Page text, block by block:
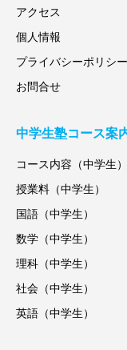
アクセス
個人情報
プライバシーポリシー
お問合せ
中学生塾コース案
コース内容（中学生）
授業料（中学生）
国語（中学生）
数学（中学生）
理科（中学生）
社会（中学生）
英語（中学生）